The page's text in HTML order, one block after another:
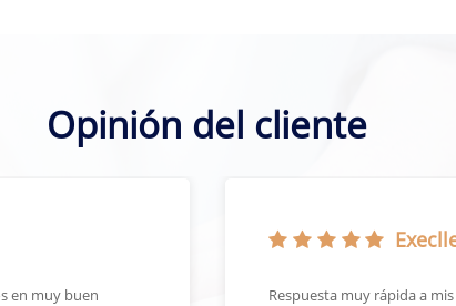
Opinión del cliente
en muy buen Respuesta muy rápida a